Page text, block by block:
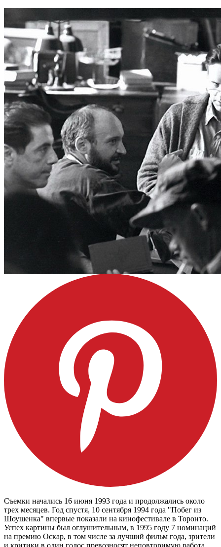
Съемки начались 16 июня 1993 года и продолжались около
трех месяцев. Год спустя, 10 сентября 1994 года "Побег из
Шоушенка" впервые показали на кинофестивале в Торонто.
Успех картины был оглушительным, в 1995 году 7 номинаций
на премию Оскар, в том числе за лучший фильм года, зрители
и критики в один голос превозносят неповторимую работа